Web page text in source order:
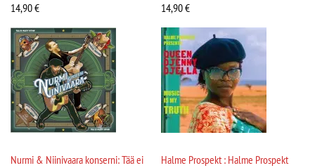
14,90€
14,90€
Nurmi & Niinivaara konserni: Tää ei
Halme Prospekt : Halme Prospekt